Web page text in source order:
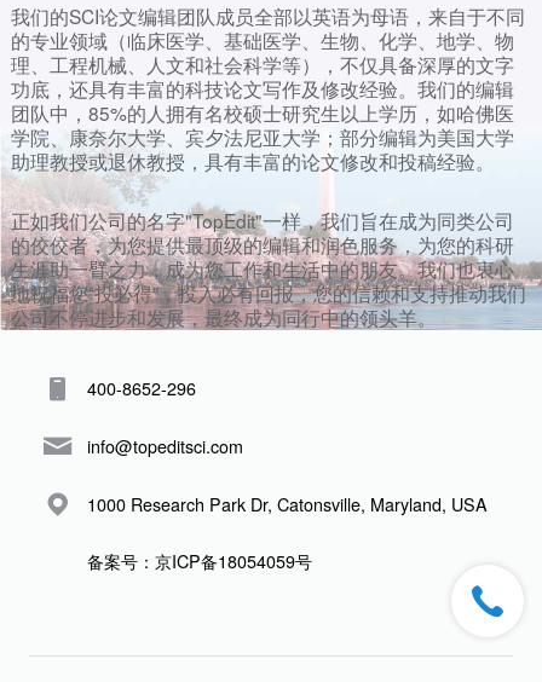
我们的SCI论文编辑团队成员全部以英语为母语，来自于不同
的专业领域（临床医学、基础医学、生物、化学、地学、物
理、工程机械、人文和社会科学等），不仅具备深厚的文字
功底，还具有丰富的科技论文写作及修改经验。我们的编辑
团队中，85%的人拥有名校硕士研究生以上学历，如哈佛医
学院、康奈尔大学、宾夕法尼亚大学；部分编辑为美国大学
助理教授或退休教授，具有丰富的论文修改和投稿经验。
正如我们公司的名字"TopEdit"一样，我们旨在成为同类公司
的佼佼者，为您提供最顶级的编辑和润色服务，为您的科研
生涯助一臂之力，成为您工作和生活中的朋友。我们也衷心
地祝福您“投必得”，投入必有回报，您的信赖和支持推动我们
公司不停进步和发展，最终成为同行中的领头羊。
400-8652-296
info@topeditsci.com
1000 Research Park Dr, Catonsville, Maryland, USA
备案号：京ICP备18054059号